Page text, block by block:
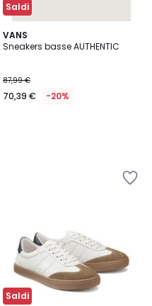
Saldi
VANS
Sneakers basse AUTHENTIC
87,99 €
70,39 € -20%
Saldi